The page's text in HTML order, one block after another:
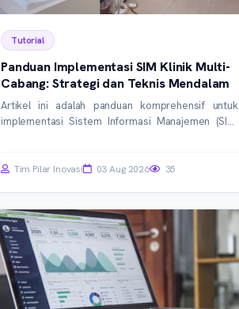
Tutorial
Panduan Implementasi SIM Klinik Multi-
Cabang: Strategi dan Teknis Mendalam
Artikel ini adalah panduan komprehensif untuk
implementasi Sistem Informasi Manajemen (SIM)
data, hingga praktik terbaik untuk memastikan
Tim Pilar Inovasi 03 Aug 2026 35